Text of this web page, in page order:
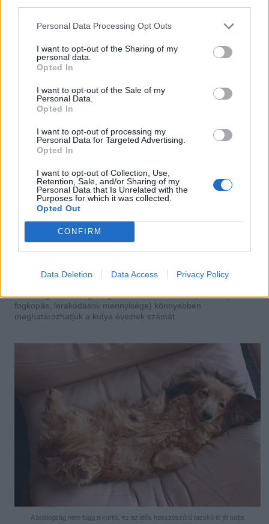
Personal Data Processing Opt Outs
I want to opt-out of the Sharing of my
personal data.
Opted In
I want to opt-out of the Sale of my
Personal Data.
Opted In
I want to opt-out of processing my
Personal Data for Targeted Advertising.
Opted In
I want to opt-out of Collection, Use,
Retention, Sale, and/or Sharing of my
Personal Data that Is Unrelated with the
Purposes for which it was collected.
Opted Out
CONFIRM
Data Deletion Data Access Privacy Policy
A stressz, mint a korai őszülés oka
Közismert tény, hogy az embereknél a hosszan fennálló, súlyos
stressz korai őszülést válthat ki. De vajon kutyáink esetében is
igaz ez? A kutatók azt találták, hogy az őszülés elsődleges oka a
Őszüléshez vezet, ha a szőrzet színéért felelős pigmentsejtek
celluláris stressznek vannak kitéve. Ha ezek a sejtek egy része
elhal vagy a szőrtüsző nem megfelelő részében fejlődnek ki,
Okozója a“genotoxikus stressz”, vagyis a mutagénekből
eredő stressz, amely a DNS-t roncsolja, pl. az ultraibolya fény.
Ez a sejtszinten mutatkozó stressz lecsökkenti a melanocita
Megbecsülhetjük-e a kutya korát abból, mennyire ősz a
pofája?
Mivel számos tényező befolyásolja a szőrzet színének
alakulását, nem állapíthatjuk meg teljes bizonyossággal a kutya
életkorát pusztán az őszülés mértékére támaszkodva. Egy
ezüstös vagy fehéren csillogó szőrszálak, függetlenül attól, hogy
az eb fogazatát megvizsgálni, hiszen annak állapotából (ld.
fogkopás, lerakódások mennyisége) könnyebben
meghatározhatjuk a kutya éveinek számát.
A boldogság nem függ a kortól, ez az idős hosszúszőrű tacskó is jól tudja